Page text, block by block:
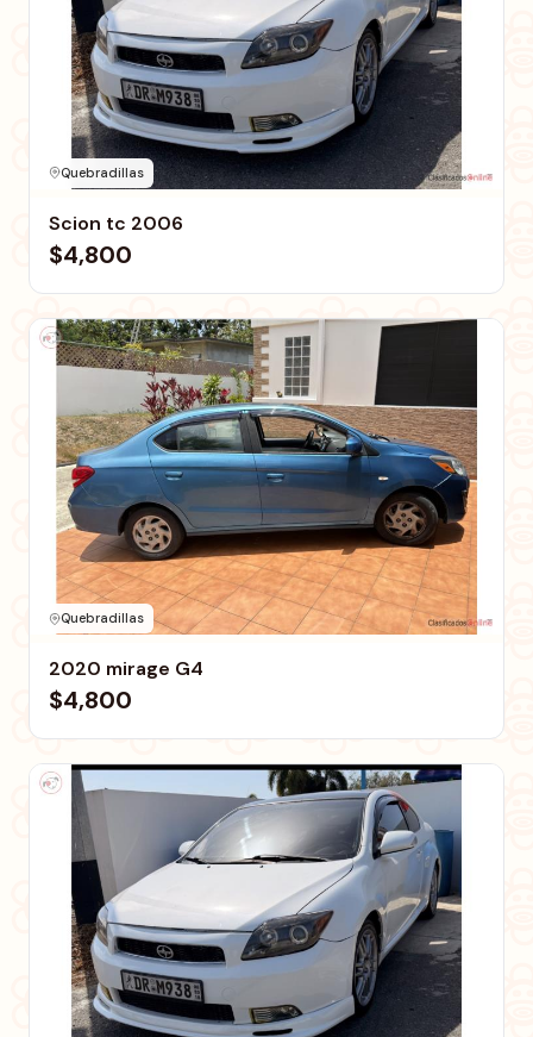
Quebradillas
Scion tc 2006
$4,800
Quebradillas
2020 mirage G4
$4,800